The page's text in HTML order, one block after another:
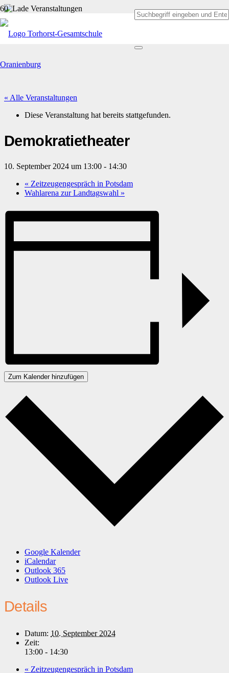
« Alle Veranstaltungen
Diese Veranstaltung hat bereits stattgefunden.
Demokratietheater
10. September 2024 um 13:00 - 14:30
« Zeitzeugengespräch in Potsdam
Wahlarena zur Landtagswahl »
Zum Kalender hinzufügen
Google Kalender
iCalendar
Outlook 365
Outlook Live
Details
Datum: 10. September 2024
Zeit:
13:00 - 14:30
« Zeitzeugengespräch in Potsdam